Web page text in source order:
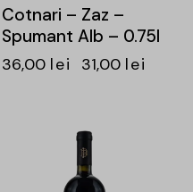
Cotnari – Zaz –
Spumant Alb – 0.75l
36,00 lei 31,00 lei